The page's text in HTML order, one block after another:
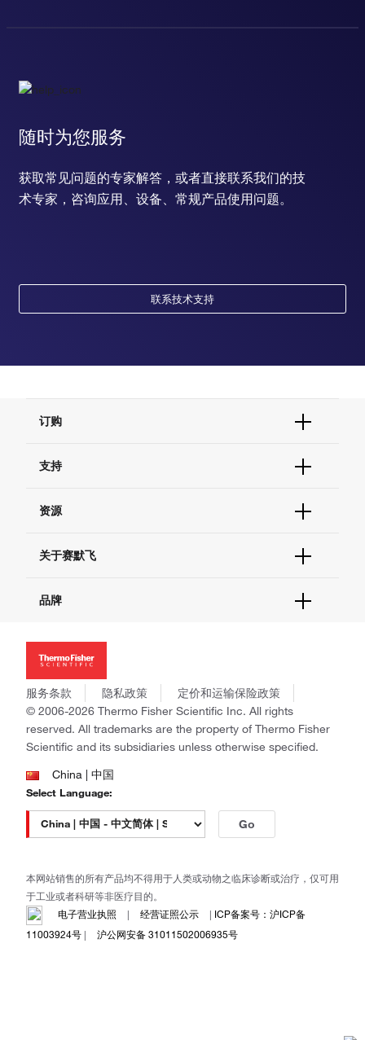
随时为您服务
获取常见问题的专家解答，或者直接联系我们的技
术专家，咨询应用、设备、常规产品使用问题。
联系技术支持
订购
订单支持
现货供应中心
支持
联系我们 - 400 820 8982
查找文件&证书
资源
促销
社交媒体
关于赛默飞
招聘
新闻
社会责任
商标
政策和通知
品牌
Applied Biosystems
Invitrogen
Gibco
Ion Torrent
Unity Lab Services
Patheon
PPD
服务条款 隐私政策
定价和运输保险政策
© 2006-2026 Thermo Fisher Scientific Inc. All rights
reserved. All trademarks are the property of Thermo Fisher
Scientific and its subsidiaries unless otherwise specified.
China | 中国
Select Language:
Go
本网站销售的所有产品均不得用于人类或动物之临床诊断或治疗，仅可用
于工业或者科研等非医疗目的。
电子营业执照
| 经营证照公示 | ICP备案号：沪ICP备
11003924号 | 沪公网安备 31011502006935号